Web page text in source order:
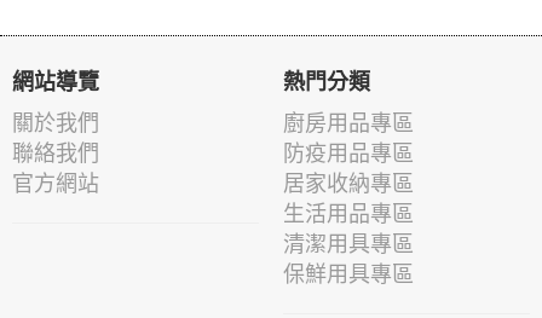
網站導覽
關於我們
聯絡我們
官方網站
熱門分類
廚房用品專區
防疫用品專區
居家收納專區
生活用品專區
清潔用具專區
保鮮用具專區